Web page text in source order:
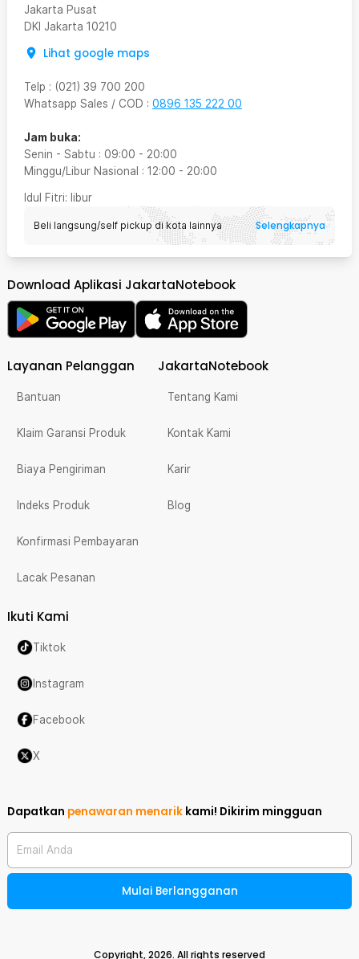
Jakarta Pusat
DKI Jakarta 10210
Lihat google maps
Telp : (021) 39 700 200
Whatsapp Sales / COD : 0896 135 222 00
Jam buka:
Senin - Sabtu : 09:00 - 20:00
Minggu/Libur Nasional : 12:00 - 20:00
Idul Fitri: libur
Beli langsung/self pickup di kota lainnya Selengkapnya
Download Aplikasi JakartaNotebook
Layanan Pelanggan
Bantuan
Klaim Garansi Produk
Biaya Pengiriman
Indeks Produk
Konfirmasi Pembayaran
Lacak Pesanan
JakartaNotebook
Tentang Kami
Kontak Kami
Karir
Blog
Ikuti Kami
Tiktok
Instagram
Facebook
X
Dapatkan penawaran menarik kami! Dikirim mingguan
Email Anda
Mulai Berlangganan
Copyright,2026. All rights reserved